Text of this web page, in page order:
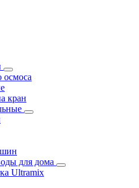
осмоса
кран
для дома
Ultramix